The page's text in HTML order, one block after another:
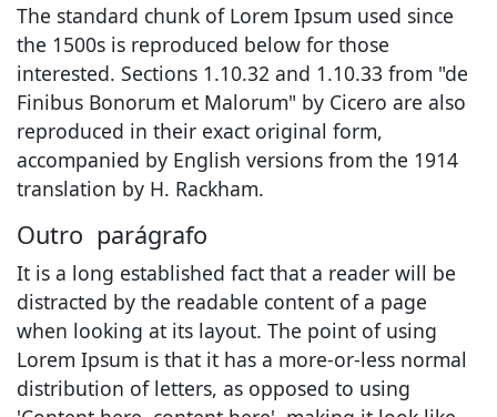
The standard chunk of Lorem Ipsum used since
the 1500s is reproduced below for those
interested. Sections 1.10.32 and 1.10.33 from "de
Finibus Bonorum et Malorum" by Cicero are also
reproduced in their exact original form,
accompanied by English versions from the 1914
translation by H. Rackham.
Outro parágrafo
It is a long established fact that a reader will be
distracted by the readable content of a page
when looking at its layout. The point of using
Lorem Ipsum is that it has a more-or-less normal
distribution of letters, as opposed to using